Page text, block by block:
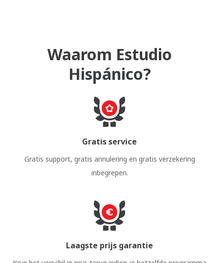
Waarom Estudio
Hispánico?
Gratis service
Gratis support, gratis annulering en gratis verzekering
inbegrepen.
Laagste prijs garantie